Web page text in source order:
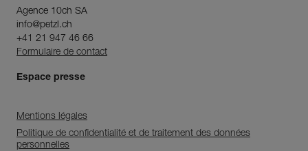
Agence 10ch SA
info@petzl.ch
+41 21 947 46 66
Formulaire de contact
Espace presse
Mentions légales
Politique de confidentialité et de traitement des données
personnelles